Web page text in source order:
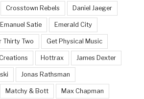
Crosstown Rebels Daniel Jaeger
Emanuel Satie Emerald City
Thirty Two Get Physical Music
Hottrax James Dexter
Jonas Rathsman
Matchy & Bott Max Chapman